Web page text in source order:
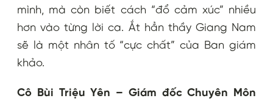
mình, mà còn biết cách “đổ cảm xúc” nhiều
hơn vào từng lời ca. Ắt hẳn thầy Giang Nam
sẽ là một nhân tố “cực chất” của Ban giám
khảo.
Cô Bùi Triệu Yên – Giám đốc Chuyên Môn